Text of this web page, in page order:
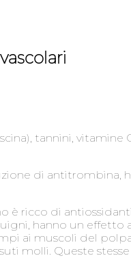
tannini, vitamine
di
è ricco di
hanno un effetto
ai muscoli del
molli. Queste